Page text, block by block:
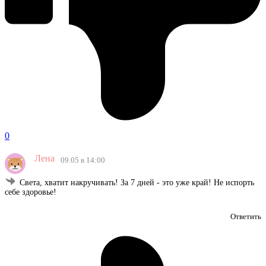
0
Лена 09.05 в 14:00
Света, хватит накручивать! За 7 дней - это уже край! Не испорть
себе здоровье!
Ответить